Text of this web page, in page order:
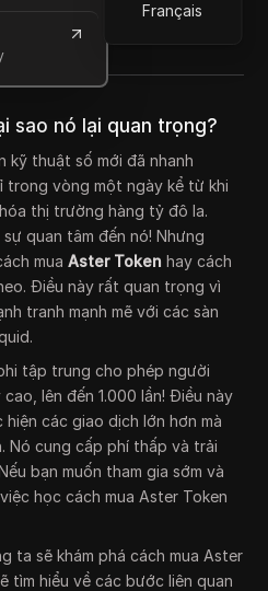
Français
sao nó lại quan trọng?
kỹ thuật số mới đã nhanh
trong vòng một ngày kể từ khi
thị trường hàng tỷ đô la.
quan tâm đến nó! Nhưng
muaAster Token hay cách
Điều này rất quan trọng vì
tranh mạnh mẽ với các sàn
tập trung cho phép người
lên đến 1.000 lần! Điều này
các giao dịch lớn hơn mà
Nó cung cấp phí thấp và trải
bạn muốn tham gia sớm và
học cách mua Aster Token
ta sẽ khám phá cách mua Aster
tìm hiểu về các bước liên quan